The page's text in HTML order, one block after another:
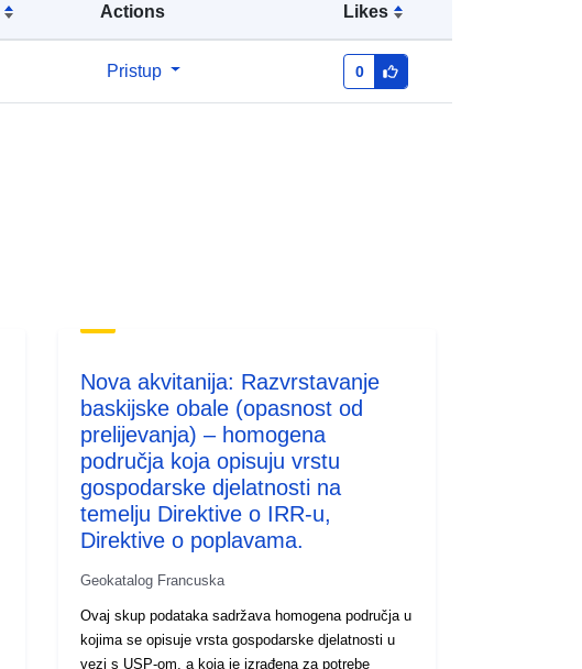
Actions Likes
Pristup 0
120066022-srv-817c0bc1-c0f4-4f97-
8d7c-b06cae824db1
Nova akvitanija: Razvrstavanje
baskijske obale (opasnost od
prelijevanja) – homogena
područja koja opisuju vrstu
gospodarske djelatnosti na
temelju Direktive o IRR-u,
Direktive o poplavama.
Geokatalog Francuska
Ovaj skup podataka sadržava homogena područja u
kojima se opisuje vrsta gospodarske djelatnosti u
vezi s USP-om, a koja je izrađena za potrebe